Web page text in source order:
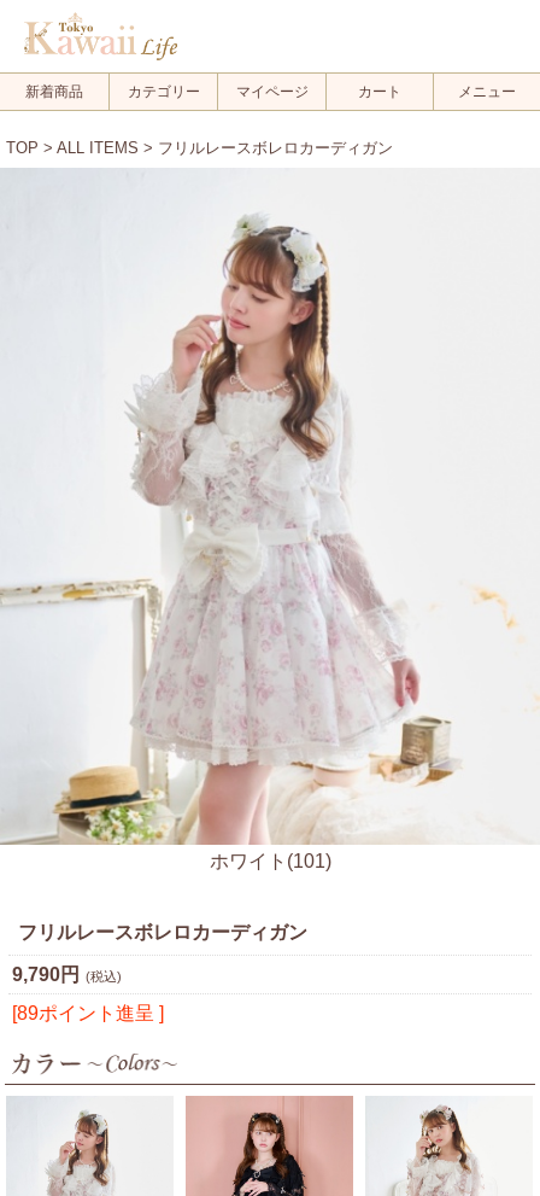
新着商品 カテゴリー マイページ カート メニュー
TOP > ALL ITEMS > フリルレースボレロカーディガン
ホワイト(101)
フリルレースボレロカーディガン
9,790円 (税込)
[89ポイント進呈 ]